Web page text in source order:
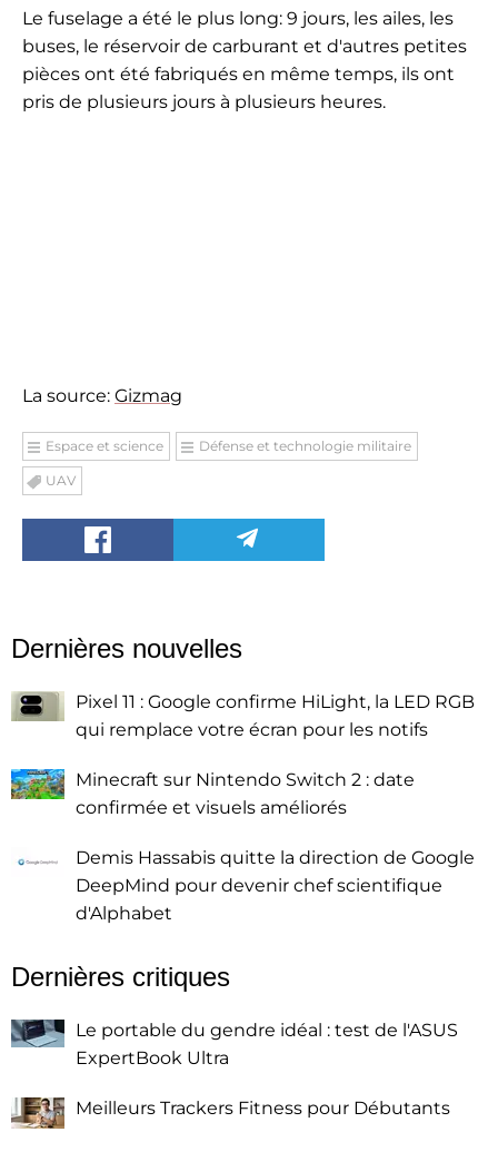
Le fuselage a été le plus long: 9 jours, les ailes, les
buses, le réservoir de carburant et d'autres petites
pièces ont été fabriqués en même temps, ils ont
pris de plusieurs jours à plusieurs heures.
La source: Gizmag
Espace et science Défense et technologie militaire
UAV
Dernières nouvelles
Pixel 11 : Google confirme HiLight, la LED RGB
qui remplace votre écran pour les notifs
Minecraft sur Nintendo Switch 2 : date
confirmée et visuels améliorés
Demis Hassabis quitte la direction de Google
DeepMind pour devenir chef scientifique
d'Alphabet
Dernières critiques
Le portable du gendre idéal : test de l'ASUS
ExpertBook Ultra
Meilleurs Trackers Fitness pour Débutants